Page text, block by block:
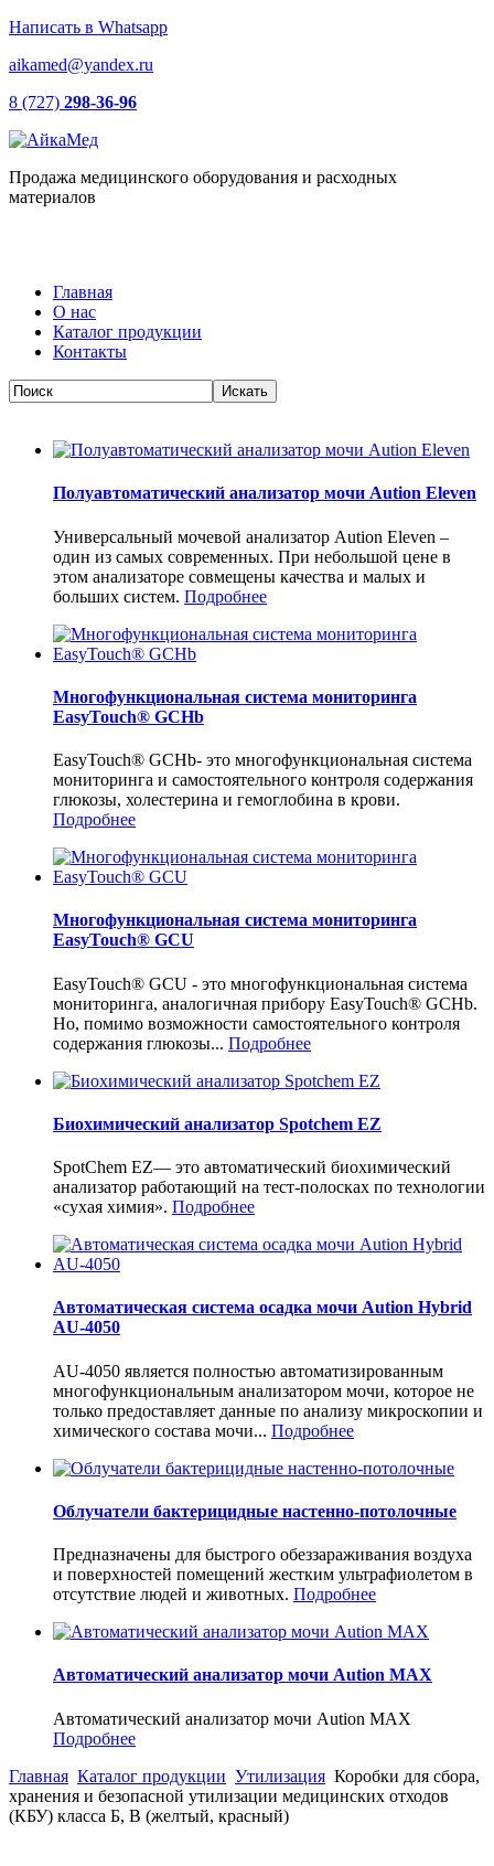
Написать в Whatsapp
aikamed@yandex.ru
8 (727) 298-36-96
Продажа медицинского оборудования и расходных
материалов
Главная
О нас
Каталог продукции
Контакты
Полуавтоматический анализатор мочи Aution Eleven
Универсальный мочевой анализатор Aution Eleven –
один из самых современных. При небольшой цене в
этом анализаторе совмещены качества и малых и
больших систем. Подробнее
Многофункциональная система мониторинга
EasyTouch® GCHb
EasyTouch® GCHb- это многофункциональная система
мониторинга и самостоятельного контроля содержания
глюкозы, холестерина и гемоглобина в крови.
Подробнее
Многофункциональная система мониторинга
EasyTouch® GCU
EasyTouch® GCU - это многофункциональная система
мониторинга, аналогичная прибору EasyTouch® GCHb.
Но, помимо возможности самостоятельного контроля
содержания глюкозы... Подробнее
Биохимический анализатор Spotchem EZ
SpotChem EZ— это автоматический биохимический
анализатор работающий на тест-полосках по технологии
«сухая химия». Подробнее
Автоматическая система осадка мочи Aution Hybrid
AU-4050
AU-4050 является полностью автоматизированным
многофункциональным анализатором мочи, которое не
только предоставляет данные по анализу микроскопии и
химического состава мочи... Подробнее
Облучатели бактерицидные настенно-потолочные
Предназначены для быстрого обеззараживания воздуха
и поверхностей помещений жестким ультрафиолетом в
отсутствие людей и животных. Подробнее
Автоматический анализатор мочи Aution MAX
Автоматический анализатор мочи Aution MAX
Подробнее
Главная Каталог продукции Утилизация Коробки для сбора,
хранения и безопасной утилизации медицинских отходов
(КБУ) класса Б, В (желтый, красный)